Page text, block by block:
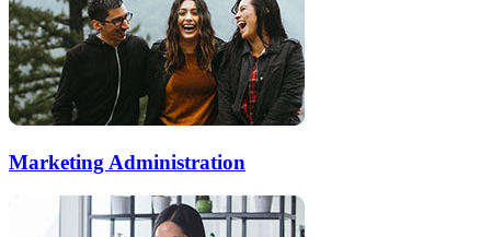
Marketing Administration